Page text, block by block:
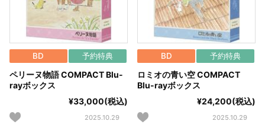
BD 予約特典
ペリーヌ物語 COMPACT Blu-
rayボックス
¥33,000(税込)
2025.10.29
BD 予約特典
ロミオの青い空 COMPACT
Blu-rayボックス
¥24,200(税込)
2025.10.29